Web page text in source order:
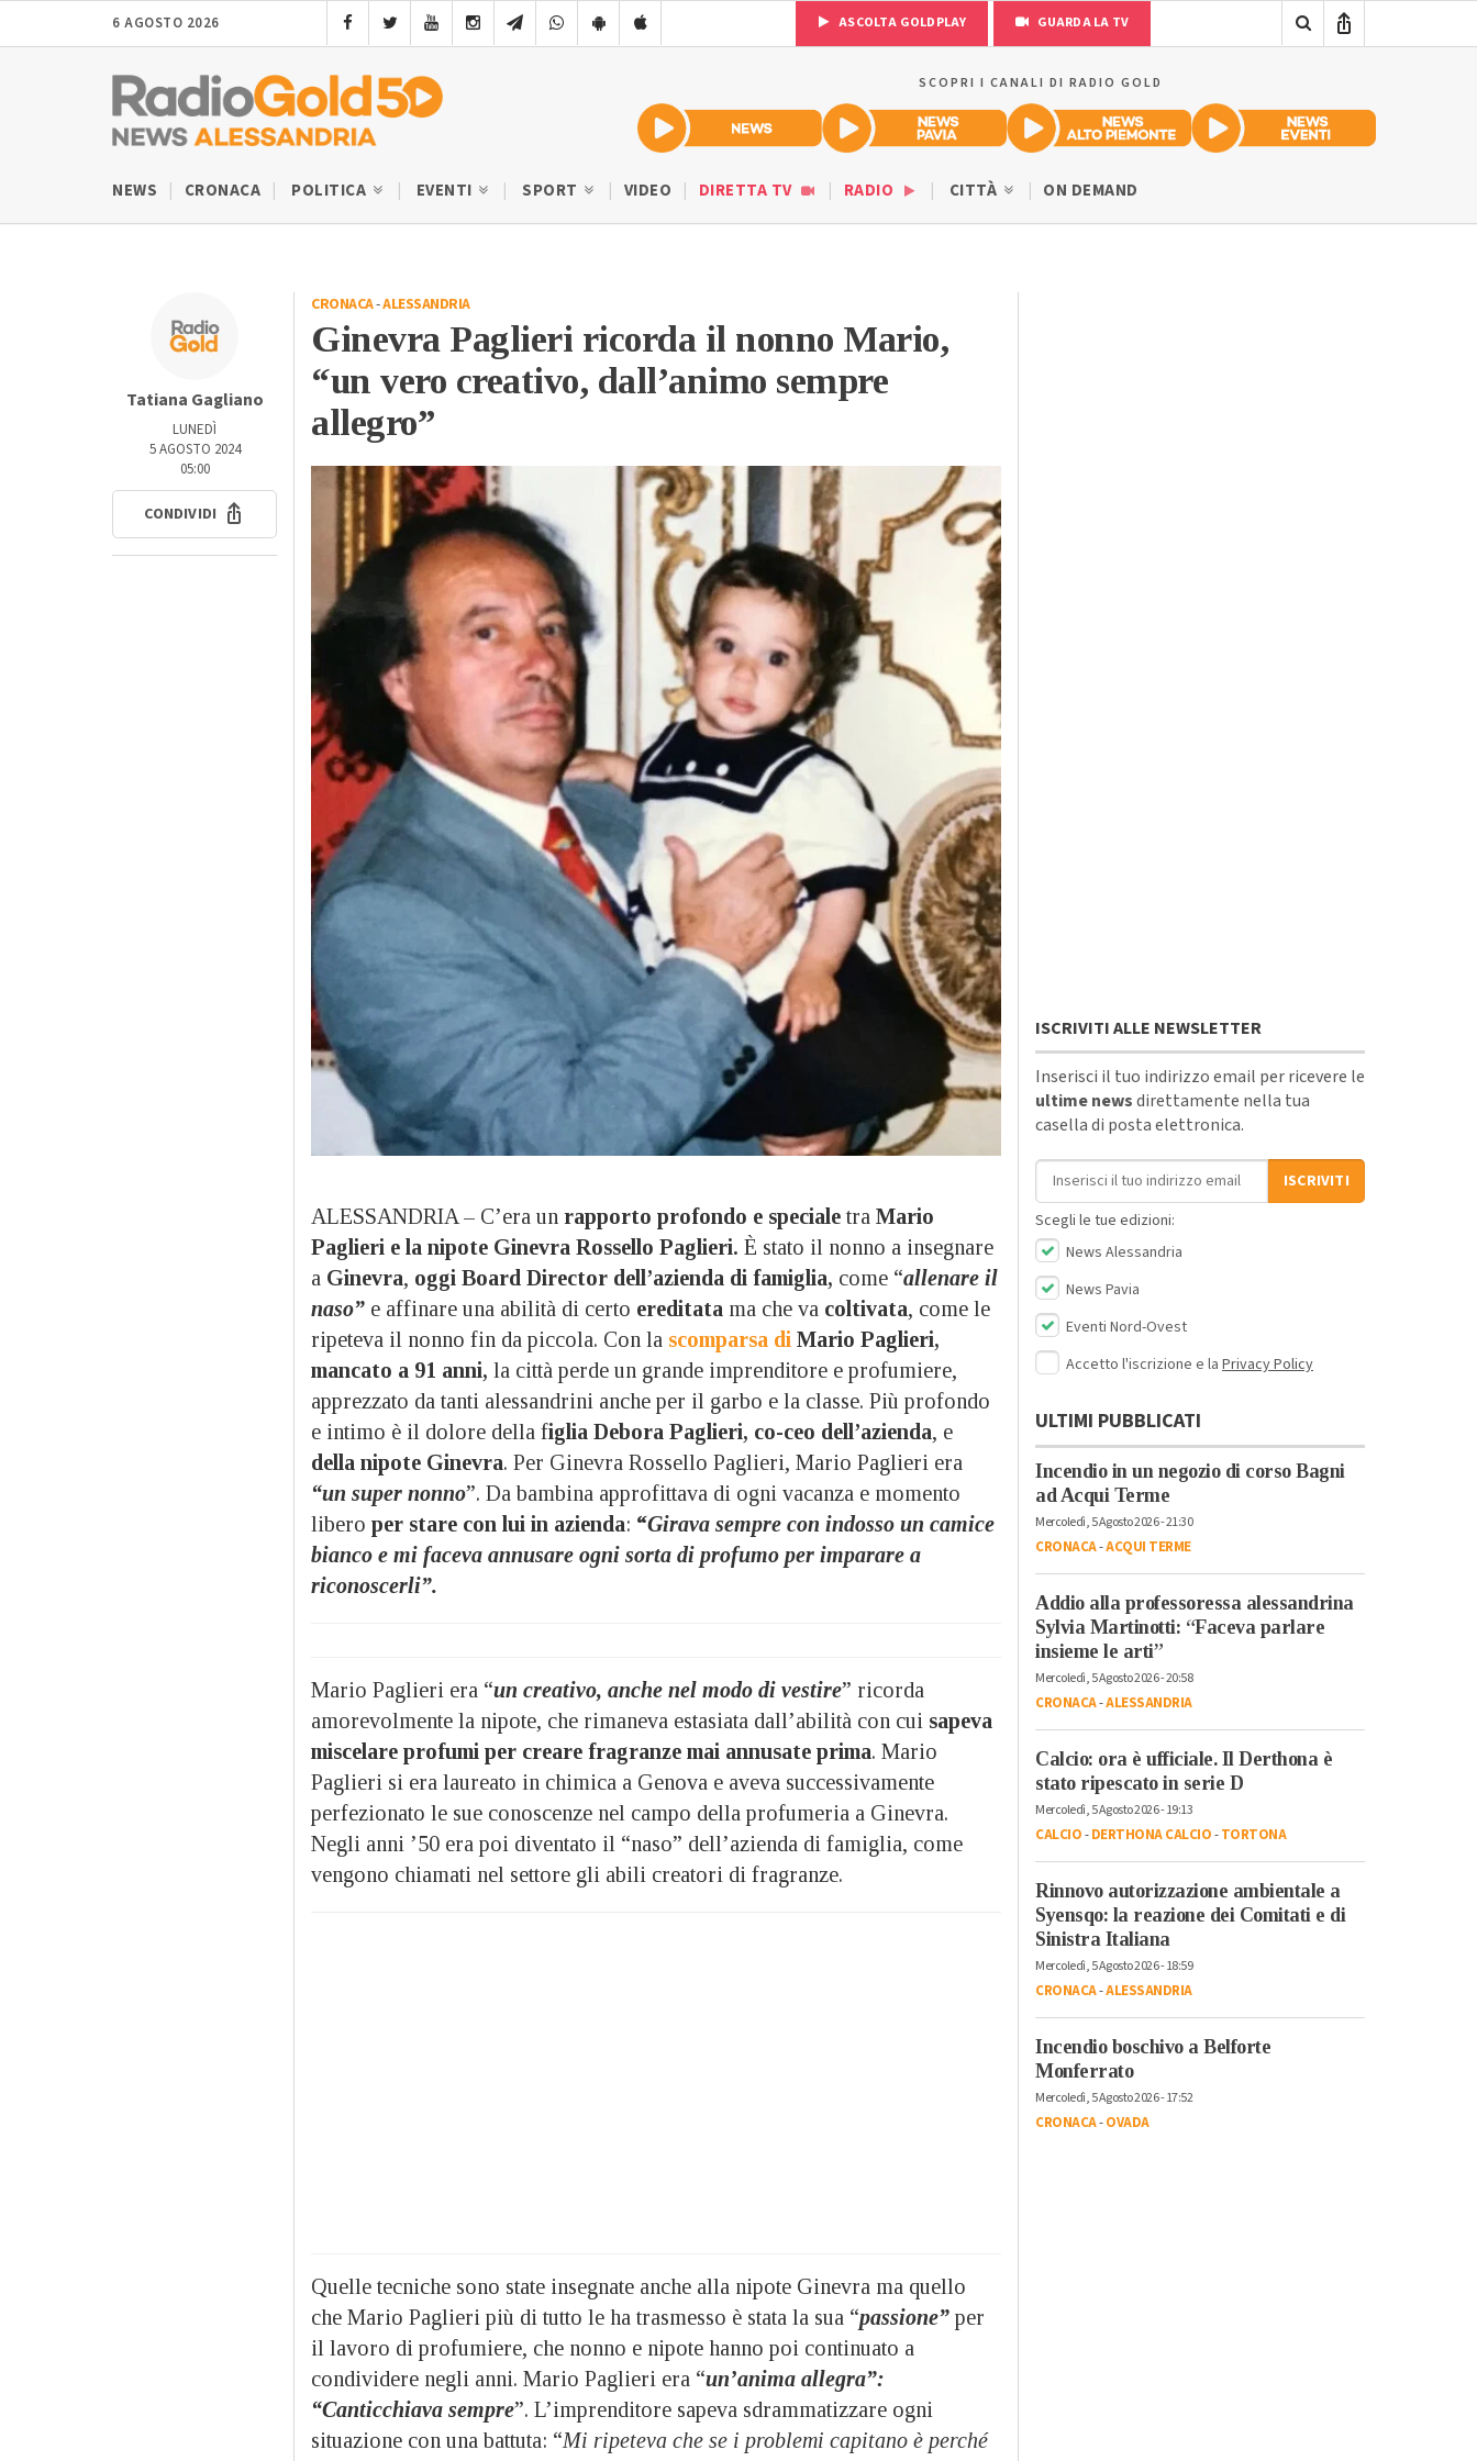
6 AGOSTO 2026 ASCOLTA GOLDPLAY GUARDA LA TV
SCOPRI I CANALI DI RADIO GOLD
NEWS CRONACA POLITICA EVENTI SPORT VIDEO DIRETTA TV RADIO CITTÀ ON DEMAND
Tatiana Gagliano
LUNEDÌ
5 AGOSTO 2024
05:00
CONDIVIDI
CRONACA-ALESSANDRIA
Ginevra Paglieri ricorda il nonno Mario,
“un vero creativo, dall’animo sempre
allegro”
ALESSANDRIA – C’era un rapporto profondo e speciale tra Mario
Paglieri e la nipote Ginevra Rossello Paglieri. È stato il nonno a insegnare
a Ginevra, oggi Board Director dell’azienda di famiglia, come “allenare il
naso” e affinare una abilità di certo ereditata ma che va coltivata, come le
ripeteva il nonno fin da piccola. Con la scomparsa di Mario Paglieri,
mancato a 91 anni, la città perde un grande imprenditore e profumiere,
apprezzato da tanti alessandrini anche per il garbo e la classe. Più profondo
e intimo è il dolore della figlia Debora Paglieri, co-ceo dell’azienda, e
della nipote Ginevra. Per Ginevra Rossello Paglieri, Mario Paglieri era
“un super nonno”. Da bambina approfittava di ogni vacanza e momento
libero per stare con lui in azienda: “Girava sempre con indosso un camice
bianco e mi faceva annusare ogni sorta di profumo per imparare a
riconoscerli”.
Mario Paglieri era “un creativo, anche nel modo di vestire” ricorda
amorevolmente la nipote, che rimaneva estasiata dall’abilità con cui sapeva
miscelare profumi per creare fragranze mai annusate prima. Mario
Paglieri si era laureato in chimica a Genova e aveva successivamente
perfezionato le sue conoscenze nel campo della profumeria a Ginevra.
Negli anni ’50 era poi diventato il “naso” dell’azienda di famiglia, come
vengono chiamati nel settore gli abili creatori di fragranze.
Quelle tecniche sono state insegnate anche alla nipote Ginevra ma quello
che Mario Paglieri più di tutto le ha trasmesso è stata la sua “passione” per
il lavoro di profumiere, che nonno e nipote hanno poi continuato a
condividere negli anni. Mario Paglieri era “un’anima allegra”:
“Canticchiava sempre”. L’imprenditore sapeva sdrammatizzare ogni
situazione con una battuta: “Mi ripeteva che se i problemi capitano è perché
ISCRIVITI ALLE NEWSLETTER
Inserisci il tuo indirizzo email per ricevere le
ultime newsdirettamente nella tua
casella di posta elettronica.
Indirizzo email
ISCRIVITI
Scegli le tue edizioni:
News Alessandria
News Pavia
Eventi Nord-Ovest
Accetto l'iscrizione e la Privacy Policy
ULTIMI PUBBLICATI
Incendio in un negozio di corso Bagni
ad Acqui Terme
Mercoledì, 5 Agosto 2026 - 21:30
CRONACA-ACQUI TERME
Addio alla professoressa alessandrina
Sylvia Martinotti: “Faceva parlare
insieme le arti”
Mercoledì, 5 Agosto 2026 - 20:58
CRONACA-ALESSANDRIA
Calcio: ora è ufficiale. Il Derthona è
stato ripescato in serie D
Mercoledì, 5 Agosto 2026 - 19:13
CALCIO-DERTHONA CALCIO-TORTONA
Rinnovo autorizzazione ambientale a
Syensqo: la reazione dei Comitati e di
Sinistra Italiana
Mercoledì, 5 Agosto 2026 - 18:59
CRONACA-ALESSANDRIA
Incendio boschivo a Belforte
Monferrato
Mercoledì, 5 Agosto 2026 - 17:52
CRONACA-OVADA